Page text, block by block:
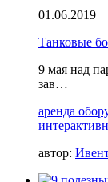
01.06.2019
Танковые
9 мая над
зав…
аренда
автор: